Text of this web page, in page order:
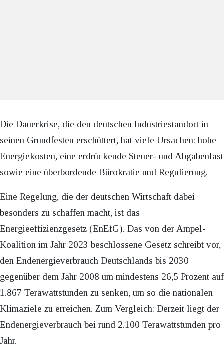
Die Dauerkrise, die den deutschen Industriestandort in
seinen Grundfesten erschüttert, hat viele Ursachen: hohe
Energiekosten, eine erdrückende Steuer- und Abgabenlast
sowie eine überbordende Bürokratie und Regulierung.
Eine Regelung, die der deutschen Wirtschaft dabei
besonders zu schaffen macht, ist das
Energieeffizienzgesetz (EnEfG). Das von der Ampel-
Koalition im Jahr 2023 beschlossene Gesetz schreibt vor,
den Endenergieverbrauch Deutschlands bis 2030
gegenüber dem Jahr 2008 um mindestens 26,5 Prozent auf
1.867 Terawattstunden zu senken, um so die nationalen
Klimaziele zu erreichen. Zum Vergleich: Derzeit liegt der
Endenergieverbrauch bei rund 2.100 Terawattstunden pro
Jahr.